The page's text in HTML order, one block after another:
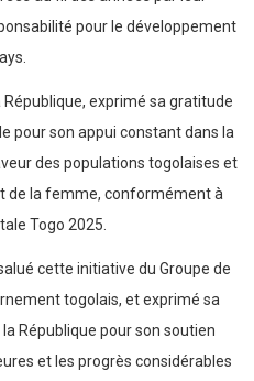
pour le développement
République, exprimé sa gratitude
pour son appui constant dans la
des populations togolaises et
de la femme, conformément à
Togo 2025.
cette initiative du Groupe de
togolais, et exprimé sa
République pour son soutien
et les progrès considérables